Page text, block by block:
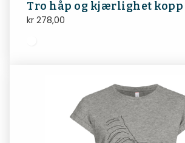
Tro håp og kjærlighet kopp
kr 278,00